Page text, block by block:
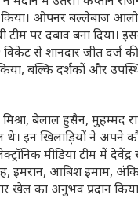
किया। ओपनर बल्लेबाज
टीम पर दबाव बना
से शानदार जीत दर्ज
बल्कि दर्शकों और
बेलाल हुसैन, मुहम्मद
इन खिलाड़ियों ने अपने
मीडिया टीम में
इमरान, आबिश इमाम,
खेल का अनुभव प्रदान